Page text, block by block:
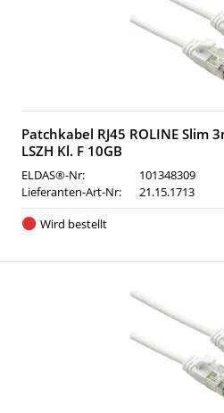
Patchkabel RJ45 ROLINE Slim
LSZH Kl. F 10GB
ELDAS®-Nr:
101348309
Lieferanten-Art-Nr:
21.15.1713
Wird bestellt